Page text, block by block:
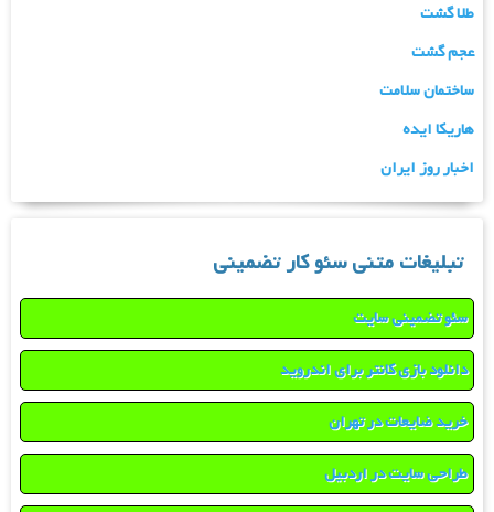
طلا گشت
عجم گشت
ساختمان سلامت
هاریکا ایده
اخبار روز ایران
تبلیغات متنی سئو کار تضمینی
سئو تضمینی سایت
دانلود بازی کانتر برای اندروید
خرید ضایعات در تهران
طراحی سایت در اردبیل